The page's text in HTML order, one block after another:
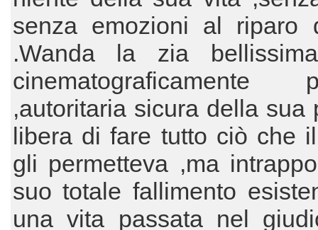
senza emozioni al riparo
.Wanda la zia
cinematograficamente
,autoritaria sicura della sua
libera di fare tutto ciò che
gli permetteva ,ma
suo totale fallimento
una vita passata nel